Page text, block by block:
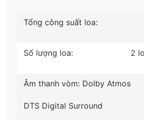
vớitính năng Game Menu
giúp
giảm độ trễ khi chơi game nhờ
Tổng công suất loa:
Số lượng loa: 2
Âm thanh vòm: Dolby Atmos
DTS Digital Surround